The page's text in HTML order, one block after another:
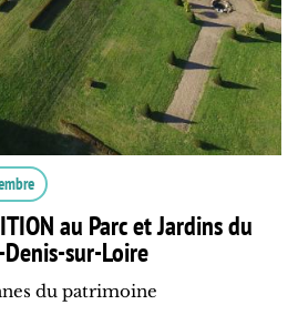
au Parc et Jardins du
sur-Loire
du patrimoine